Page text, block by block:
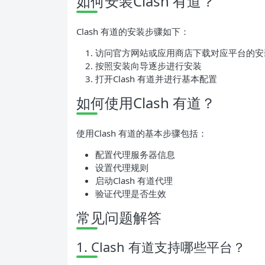
Clash 有道的安装步骤如下：
访问官方网站或应用商店下载对应平台的
按照安装向导逐步进行安装
打开Clash 有道并进行基本配置
如何使用Clash 有道？
使用Clash 有道的基本步骤包括：
配置代理服务器信息
设置代理规则
启动Clash 有道代理
验证代理是否生效
常见问题解答
1. Clash 有道支持哪些平台？